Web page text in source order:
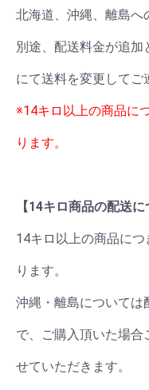
北海道、沖縄、離島へ
別途、配送料金が追
にて送料を変更してご
※14キロ以上の商品に
ります。
【14キロ商品の配送に
14キロ以上の商品に
ります。
沖縄・離島については
で、ご購入頂いた場合
せていただきます。